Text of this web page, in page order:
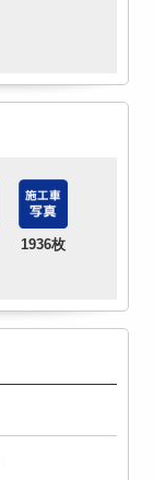
1936枚